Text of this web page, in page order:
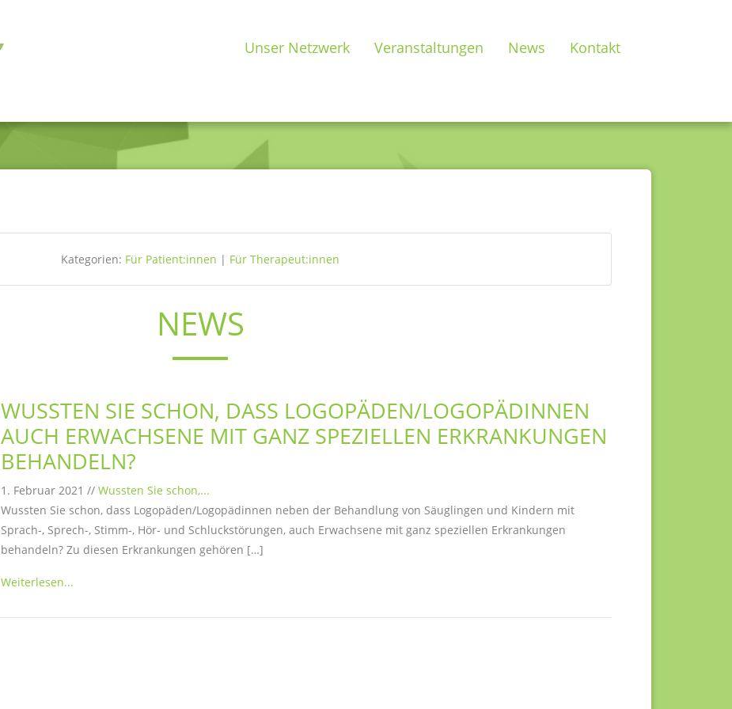
Unser Netzwerk Veranstaltungen News Kontakt
Kategorien: Für Patient:innen | Für Therapeut:innen
NEWS
WUSSTEN SIE SCHON, DASS LOGOPÄDEN/LOGOPÄDINNEN
AUCH ERWACHSENE MIT GANZ SPEZIELLEN ERKRANKUNGEN
BEHANDELN?
1. Februar 2021 // Wussten Sie schon,...
Wussten Sie schon, dass Logopäden/Logopädinnen neben der Behandlung von Säuglingen und Kindern mit
Sprach-, Sprech-, Stimm-, Hör- und Schluckstörungen, auch Erwachsene mit ganz speziellen Erkrankungen
behandeln? Zu diesen Erkrankungen gehören […]
Weiterlesen...